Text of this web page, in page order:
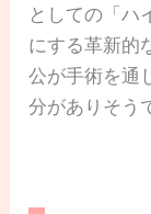
としての「ハ
にする革新的
公が手術を通
分がありそう